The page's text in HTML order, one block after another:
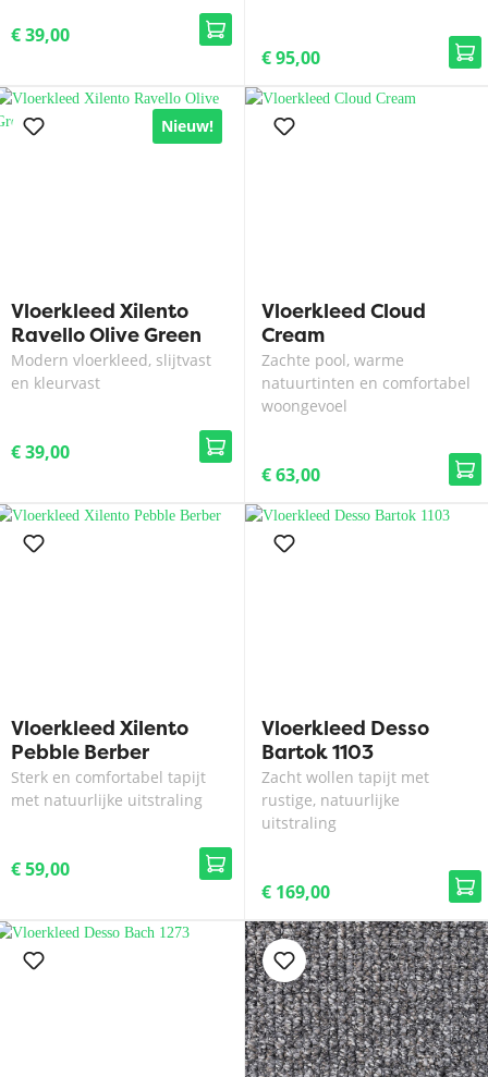
€ 39,00
€ 95,00
Nieuw!
Vloerkleed Xilento
Ravello Olive Green
Modern vloerkleed, slijtvast
en kleurvast
€ 39,00
Vloerkleed Cloud
Cream
Zachte pool, warme
natuurtinten en comfortabel
woongevoel
€ 63,00
Vloerkleed Xilento
Pebble Berber
Sterk en comfortabel tapijt
met natuurlijke uitstraling
€ 59,00
Vloerkleed Desso
Bartok 1103
Zacht wollen tapijt met
rustige, natuurlijke
uitstraling
€ 169,00